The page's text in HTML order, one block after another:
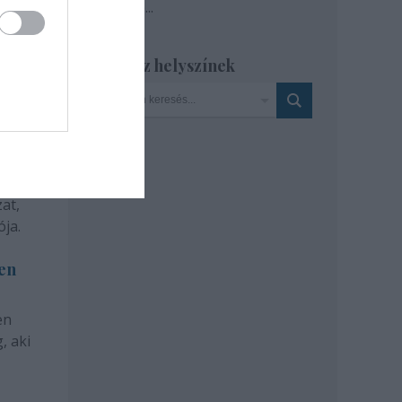
aki
...
Szinház helyszínek